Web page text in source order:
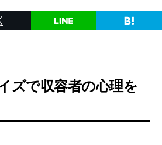
ズで収容者の心理を